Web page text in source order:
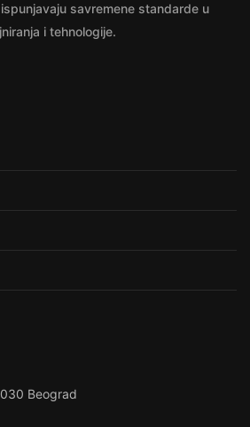
savremene standarde u
i tehnologije.
Beograd